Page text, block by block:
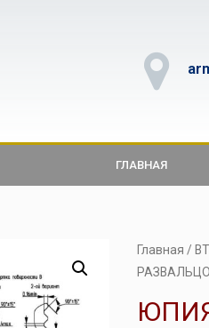
ГЛАВНАЯ
Главная /